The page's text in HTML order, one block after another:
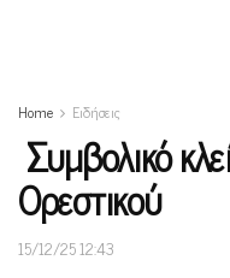
Home Ειδήσεις
Συμβολικό
Ορεστικού
15/12/25 12:43